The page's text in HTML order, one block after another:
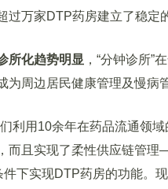
过万家DTP药房建立了稳定
所化趋势明显 ，“分钟诊所”
为周边居民健康管理及慢病
用10余年在药品流通领域
而且实现了柔性供应链管
件下实现DTP药房的功能。